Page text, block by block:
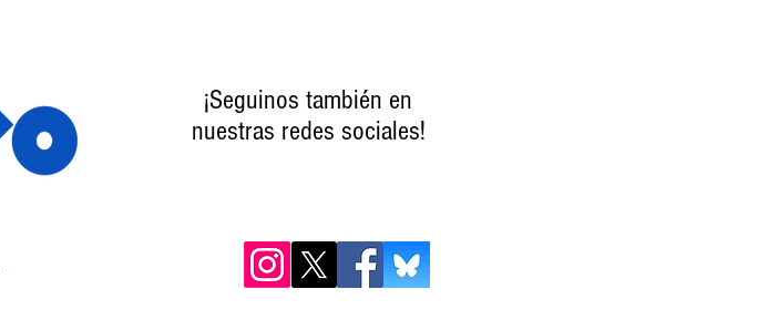
¡Seguinos también en
nuestras redes sociales!